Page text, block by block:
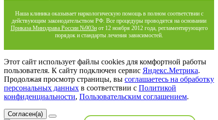
Наша клиника оказывает наркологическую помощь в полном соответствии с
действующим законодательством РФ. Все процедуры проводятся на основании
Приказа Минздрава России №903нот 12 ноября 2012 года, регламентирующего
порядок и стандарты лечения зависимостей.
Этот сайт использует файлы cookies для комфортной работы
пользователя. К сайту подключен сервис Яндекс.Метрика.
Продолжая просмотр страницы, вы соглашаетесь на обработку
персональных данных в соответствии с Политикой
конфиденциальности, Пользовательским соглашением.
Согласен(а)